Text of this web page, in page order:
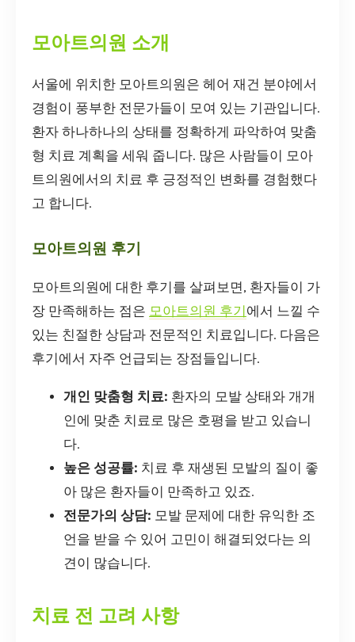
모아트의원 소개
서울에 위치한 모아트의원은 헤어 재건 분야에서
경험이 풍부한 전문가들이 모여 있는 기관입니다.
환자 하나하나의 상태를 정확하게 파악하여 맞춤
형 치료 계획을 세워 줍니다. 많은 사람들이 모아
트의원에서의 치료 후 긍정적인 변화를 경험했다
고 합니다.
모아트의원 후기
모아트의원에 대한 후기를 살펴보면, 환자들이 가
장 만족해하는 점은 모아트의원 후기 에서 느낄 수
있는 친절한 상담과 전문적인 치료입니다. 다음은
후기에서 자주 언급되는 장점들입니다.
개인 맞춤형 치료: 환자의 모발 상태와 개개
인에 맞춘 치료로 많은 호평을 받고 있습니
다.
높은 성공률: 치료 후 재생된 모발의 질이 좋
아 많은 환자들이 만족하고 있죠.
전문가의 상담: 모발 문제에 대한 유익한 조
언을 받을 수 있어 고민이 해결되었다는 의
견이 많습니다.
치료 전 고려 사항